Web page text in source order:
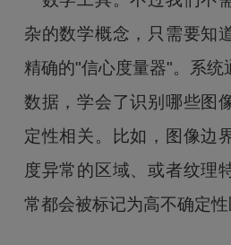
杂的数学概念，只需要知
精确的"信心度量器"。系统
数据，学会了识别哪些图
定性相关。比如，图像边
度异常的区域、或者纹理
常都会被标记为高不确定性